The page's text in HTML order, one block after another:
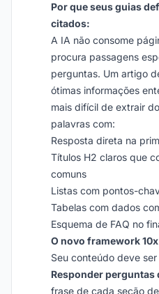
Por que seus guias
citados:
A IA não consome
procura passagens
perguntas. Um artigo
ótimas informações
mais difícil de extrair
palavras com:
Resposta direta na
Títulos H2 claros que
comuns
Listas com pontos-
Tabelas com dados
Esquema de FAQ no
O novo framework
Seu conteúdo deve
Responder perguntas
frase de cada seção